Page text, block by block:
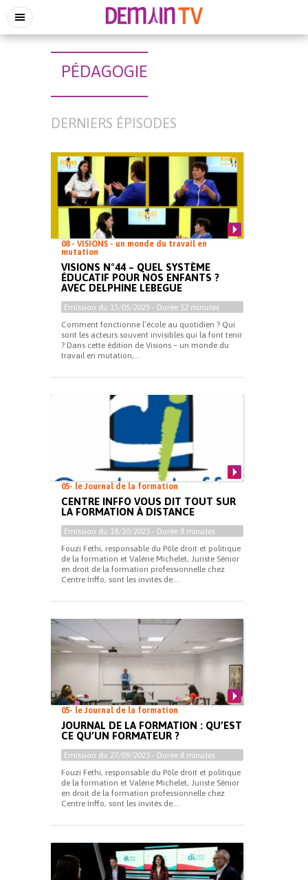
PÉDAGOGIE
DERNIERS ÉPISODES
08 - VISIONS - un monde du travail en
mutation
VISIONS N°44 – QUEL SYSTÈME
ÉDUCATIF POUR NOS ENFANTS ?
AVEC DELPHINE LEBEGUE
Emission du 15/05/2025 - Durée 52 minutes
Comment fonctionne l’école au quotidien ? Qui
sont les acteurs souvent invisibles qui la font tenir
? Dans cette édition de Visions – un monde du
travail en mutation,...
05- le Journal de la formation
CENTRE INFFO VOUS DIT TOUT SUR
LA FORMATION À DISTANCE
Emission du 18/10/2023 - Durée 8 minutes
Fouzi Fethi, responsable du Pôle droit et politique
de la formation et Valérie Michelet, Juriste Sénior
en droit de la formation professionnelle chez
Centre Inffo, sont les invités de...
05- le Journal de la formation
JOURNAL DE LA FORMATION : QU’EST
CE QU’UN FORMATEUR ?
Emission du 27/09/2023 - Durée 8 minutes
Fouzi Fethi, responsable du Pôle droit et politique
de la formation et Valérie Michelet, Juriste Sénior
en droit de la formation professionnelle chez
Centre Inffo, sont les invités de...